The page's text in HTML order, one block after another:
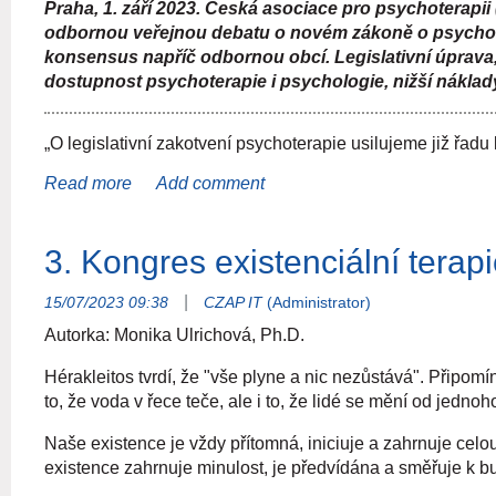
Asociace vznikla v roce 2001 jako profesní organizace sdružující psychoterapeuty*ky ze
je psychoterapie jednoznačně definována a její příjemci a poskytovatelé mohou tak
členů*ek, což z ní dělá největší profesní organizaci sdružující psychoterapeuty*ky v ČR. Více
zákonného zakotvení jsou však opatření mimo rámec
dlouhodobě usiluje rovněž o komplexní legislativní
z možných pochybení při výkonu profese
s Unií psychologických asociací ČR předložily
Výbor České asociace pro psychoterapii
Praha, 1. září 2023. Česká asociace pro
odbornou veřejnou debatu o novém zákoně o
konsensus napříč odbornou obcí. Legislativní
dostupnost psychoterapie i psychologie, nižší
„O legislativní zakotvení psychoterapie usilujeme již řadu
konkrétním textu zákona jsme spolu s odborníky z řad
„Vytvoření a prosazení zákona o psychologických
navázali spolupráci s ČAP a zjistili jsme, že máme
společného. Mnozí psychologové jsou zároveň
psychoterapeutických služeb v Česku,“ říkáMichal
psychoterapeutické a psychologické profese. Jedná se
mlčenlivosti a další aspekty, které slouží zejména k
15/07/2023 09:38 CZAP IT(Administrator)
Autorka: Monika Ulrichová, Ph.D.
Hérakleitos tvrdí, že "vše plyne a nic nezůstává".
to, že voda v řece teče, ale i to, že lidé se mění od
Naše existence je vždy přítomná, iniciuje a zahrnuje
existence zahrnuje minulost, je předvídána a směřuje k